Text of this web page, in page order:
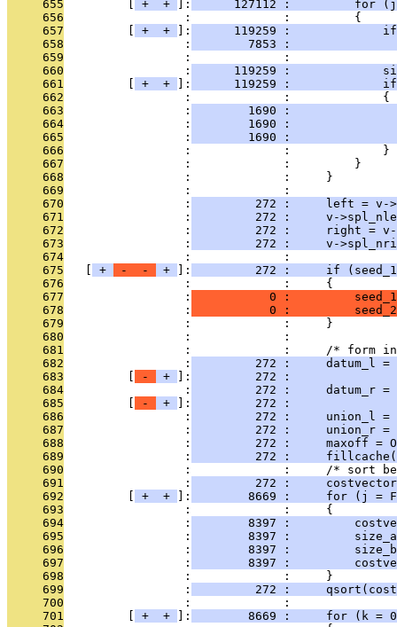
     655
+ + ]:
127112 :         for
     656
                 :             :         {
     657
+ + ]:
119259 :
     658
                 :
7853 :
     659
                 :             :
     660
                 :
119259 :
     661
+ + ]:
119259 :
     662
                 :             :             {
     663
                 :
1690 :
     664
                 :
1690 :
     665
                 :
1690 :
     666
                 :             :             }
     667
                 :             :         }
     668
                 :             :     }
     669
                 :             :
     670
                 :
272 :     left = v-
     671
                 :
272 :     v-
     672
                 :
272 :     right =
     673
                 :
272 :     v-
     674
                 :             :
     675
+ - - + ]:
272 :     if
     676
                 :             :     {
     677
                 :
0 :
     678
                 :
0 :
     679
                 :             :     }
     680
                 :             :
     681
:             :     /* form
     682
                 :
272 :     datum_l =
     683
- + ]:
272 :
     684
                 :
272 :     datum_r =
     685
- + ]:
272 :
     686
                 :
272 :     union_l =
     687
                 :
272 :     union_r =
     688
                 :
272 :     maxoff =
     689
                 :
272 :
     690
:             :     /* sort
     691
                 :
272 :
     692
+ + ]:
8669 :     for (j =
     693
                 :             :     {
     694
                 :
8397 :
     695
                 :
8397 :
     696
                 :
8397 :
     697
                 :
8397 :
     698
                 :             :     }
     699
                 :
272 :
     700
                 :             :
     701
+ + ]:
8669 :     for (k =